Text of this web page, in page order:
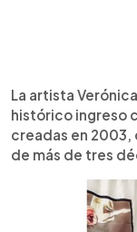
La artista
histórico ingreso
creadas en 2003,
de más de tres